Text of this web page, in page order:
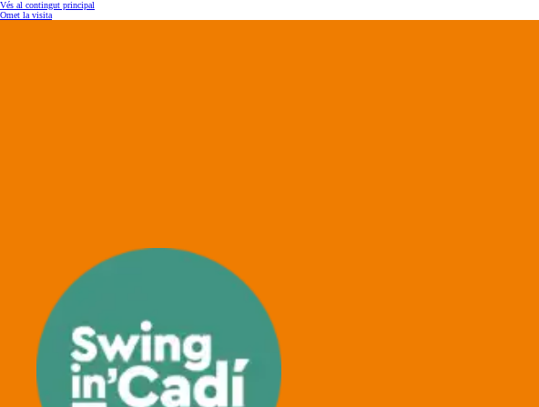
Vés al contingut principal
Omet la visita